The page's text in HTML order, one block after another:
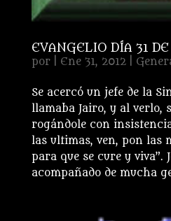
EVANGELIO DÍA 31
por Ene 31, 2012|
Se acercó un jefe de la
llamaba Jairo, y al verlo,
rogándole con
las ultimas, ven, pon las
para que se cure y viva”.
acompañado de mucha